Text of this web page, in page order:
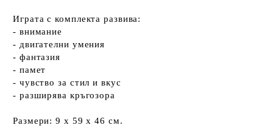
Играта с комплекта развива:
- внимание
- двигателни умения
- фантазия
- памет
- чувство за стил и вкус
- разширява кръгозора
Размери: 9 x 59 x 46 см.